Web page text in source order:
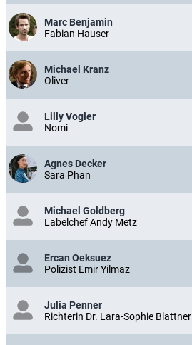
Marc Benjamin
Fabian Hauser
Michael Kranz
Oliver
Lilly Vogler
Nomi
Agnes Decker
Sara Phan
Michael Goldberg
Labelchef Andy Metz
Ercan Oeksuez
Polizist Emir Yilmaz
Julia Penner
Richterin Dr. Lara-Sophie Blattner